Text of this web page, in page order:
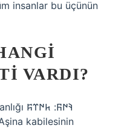
insanlar bu üçünün
VARDI?
𐱅𐰇𐰼𐰰
kabilesinin